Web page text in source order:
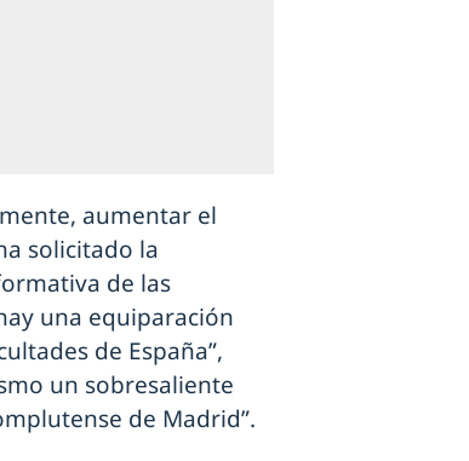
aumentar el
solicitado la
de las
una equiparación
de España”,
un sobresaliente
de Madrid”.